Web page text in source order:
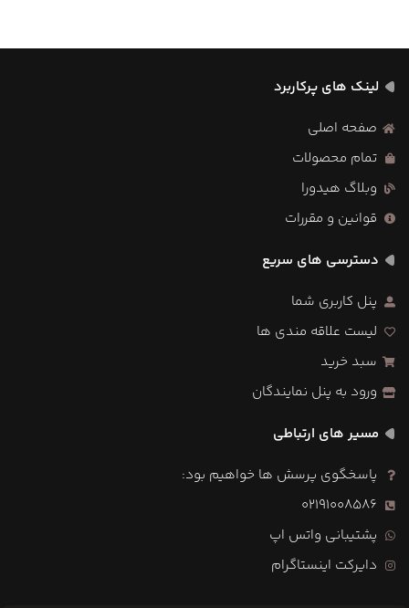
لینک های پرکاربرد
صفحه اصلی
تمام محصولات
وبلاگ هیدورا
قوانین و مقررات
دسترسی های سریع
پنل کاربری شما
لیست علاقه مندی ها
سبد خرید
ورود به پنل نمایندگان
مسیر های ارتباطی
پاسخگوی پرسش ها خواهیم بود:
02191008586
پشتیبانی واتس اپ
دایرکت اینستاگرام